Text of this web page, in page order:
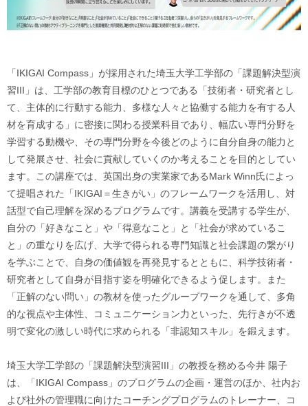
「IKIGAI Compass」が採用された埼玉大学工学部の「課題解決型演
習III」は、工学部の教育目標のひとつである「技術者・研究者とし
て、主体的に行動する能力、多様な人々と協働する能力を有する人
材を育成する」に密接に関わる授業科目であり、幅広い専門分野を
学習する動機や、その専門分野を今後どのように自分自身の能力と
して発展させ、社会に貢献していくのか考えることを目的としてい
ます。この講座では、英国出身の実業家であるMark Winn氏によっ
て提唱された「IKIGAI＝生きがい」のフレームワークを活用し、対
話型で自己理解を深めるプログラムです。講義を受講する学生が、
自分の「好きなこと」や「得意なこと」と「社会が求めているこ
と」の重なりを広げ、大学で得られる専門知識と社会課題の繋がり
を学ぶことで、自身の価値観を再発見するとともに、科学技術者・
研究者として自身が目指す姿を明確化できるよう促します。また
「正解のない問い」の教材を使ったグループワークを通して、多角
的な視点や主体性、コミュニケーション力といった、先行きが不透
明で変化の激しい時代に求められる「非認知スキル」を鍛えます。
埼玉大学工学部の「課題解決型演習III」の教授を務める今井 陽子
は、「IKIGAI Compass」のプログラムの企画・運営のほか、社内お
よび社外の管理職に向けたコーチングプログラムのトレーナー、コ